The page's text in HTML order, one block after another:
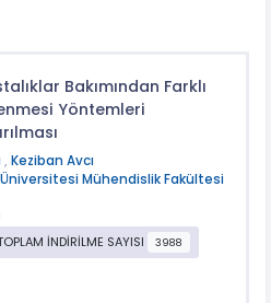
Bakımından Farklı
Yöntemleri
, Keziban Avcı
Mühendislik Fakültesi
İNDİRİLME SAYISI 3988